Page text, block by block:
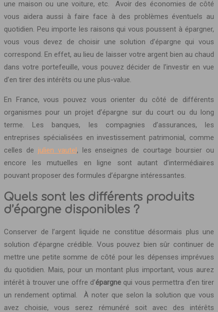
une maison ou une voiture, etc. Avoir des économies de côté
vous aidera aussi à faire face à des problèmes éventuels au
quotidien. Peu importe les raisons qui vous poussent à épargner,
vous vous devez de choisir une solution d’épargne qui vous
correspond. En effet, au lieu de laisser votre argent bien au chaud
dans votre portefeuille, vous pouvez décider de l’investir en vue
d’en tirer des intérêts ou une plus-value.
En France, vous pouvez vous orienter du côté de différents
organismes pour un projet d’épargne sur du court ou du long
terme. Les banques, les compagnies d’assurances, les
entreprises spécialisées en investissement patrimonial, comme
celles de julien vautel, les enseignes de courtage boursier ou
encore les mutuelles en ligne sont autant d’intermédiaires
pouvant proposer des formules d’épargne intéressantes.
Quels sont les différents produits
d’épargne disponibles ?
Conserver de l’argent liquide ne constitue désormais plus une
solution d’épargne crédible. Vous pouvez bien sûr continuer de
mettre une petite somme de côté pour les dépenses imprévues
du quotidien. Mais, pour un montant plus important, vous aurez
intérêt à trouver une offre d’épargne qui vous permettra d’en tirer
un rendement optimal. À noter que selon la solution que vous
avez choisie, vous serez rémunéré soit avec des intérêts